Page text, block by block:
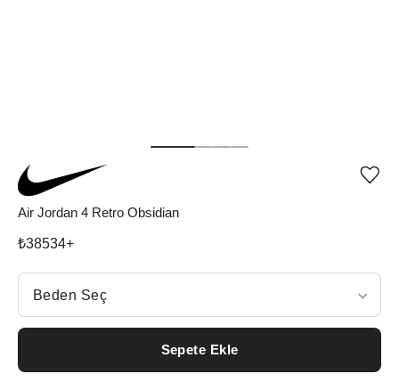
Air Jordan 4 Retro Obsidian
₺38534+
Beden Seç
Beden Seç
Sepete Ekle